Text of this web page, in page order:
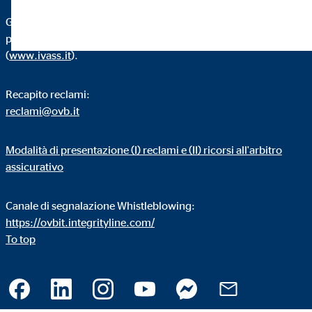
Gli estremi identificativi di OVB Consulenza Patrimoniale S.r.l.
possono essere verificati consultando il sito internet dell’IVASS
(www.ivass.it).
Recapito reclami:
reclami@ovb.it
Modalità di presentazione (I) reclami e (II) ricorsi all'arbitro
assicurativo
Canale di segnalazione Whistleblowing:
https://ovbit.integrityline.com/
To top